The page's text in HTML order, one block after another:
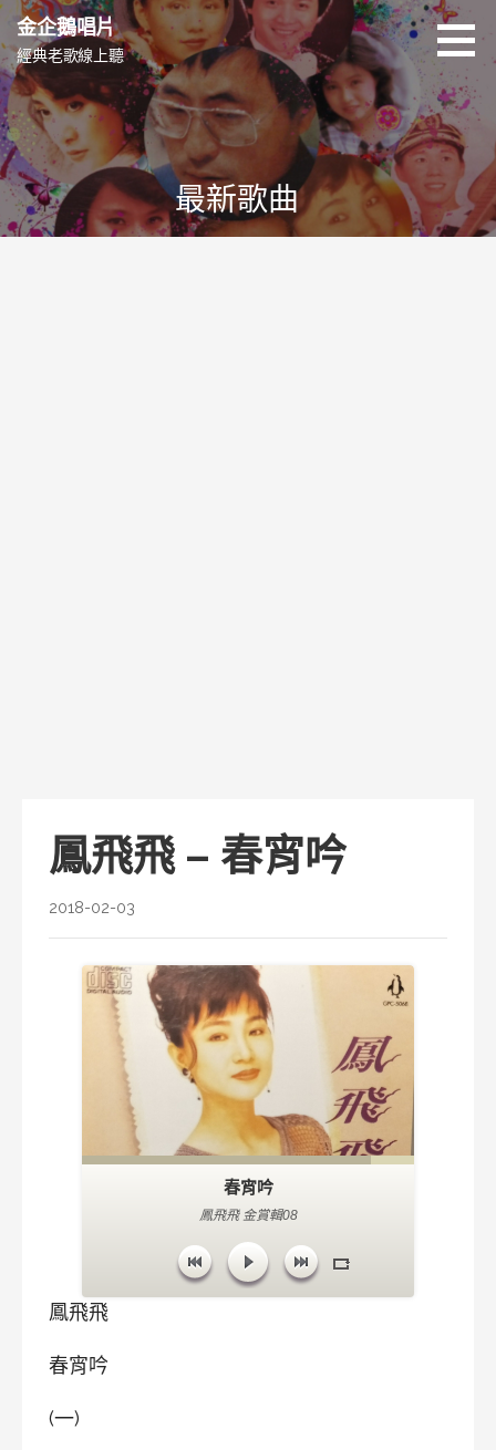
跳
至
主
要
內
容
金企鵝唱片
經典老歌線上聽
最新歌曲
鳳飛飛 – 春宵吟
2018-02-03
春宵吟
鳳飛飛 金賞輯08
鳳飛飛
春宵吟
(一)